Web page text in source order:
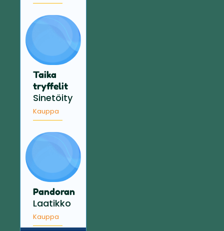
Taika
tryffelit
Sinetöity
Kauppa
Pandoran
Laatikko
Kauppa